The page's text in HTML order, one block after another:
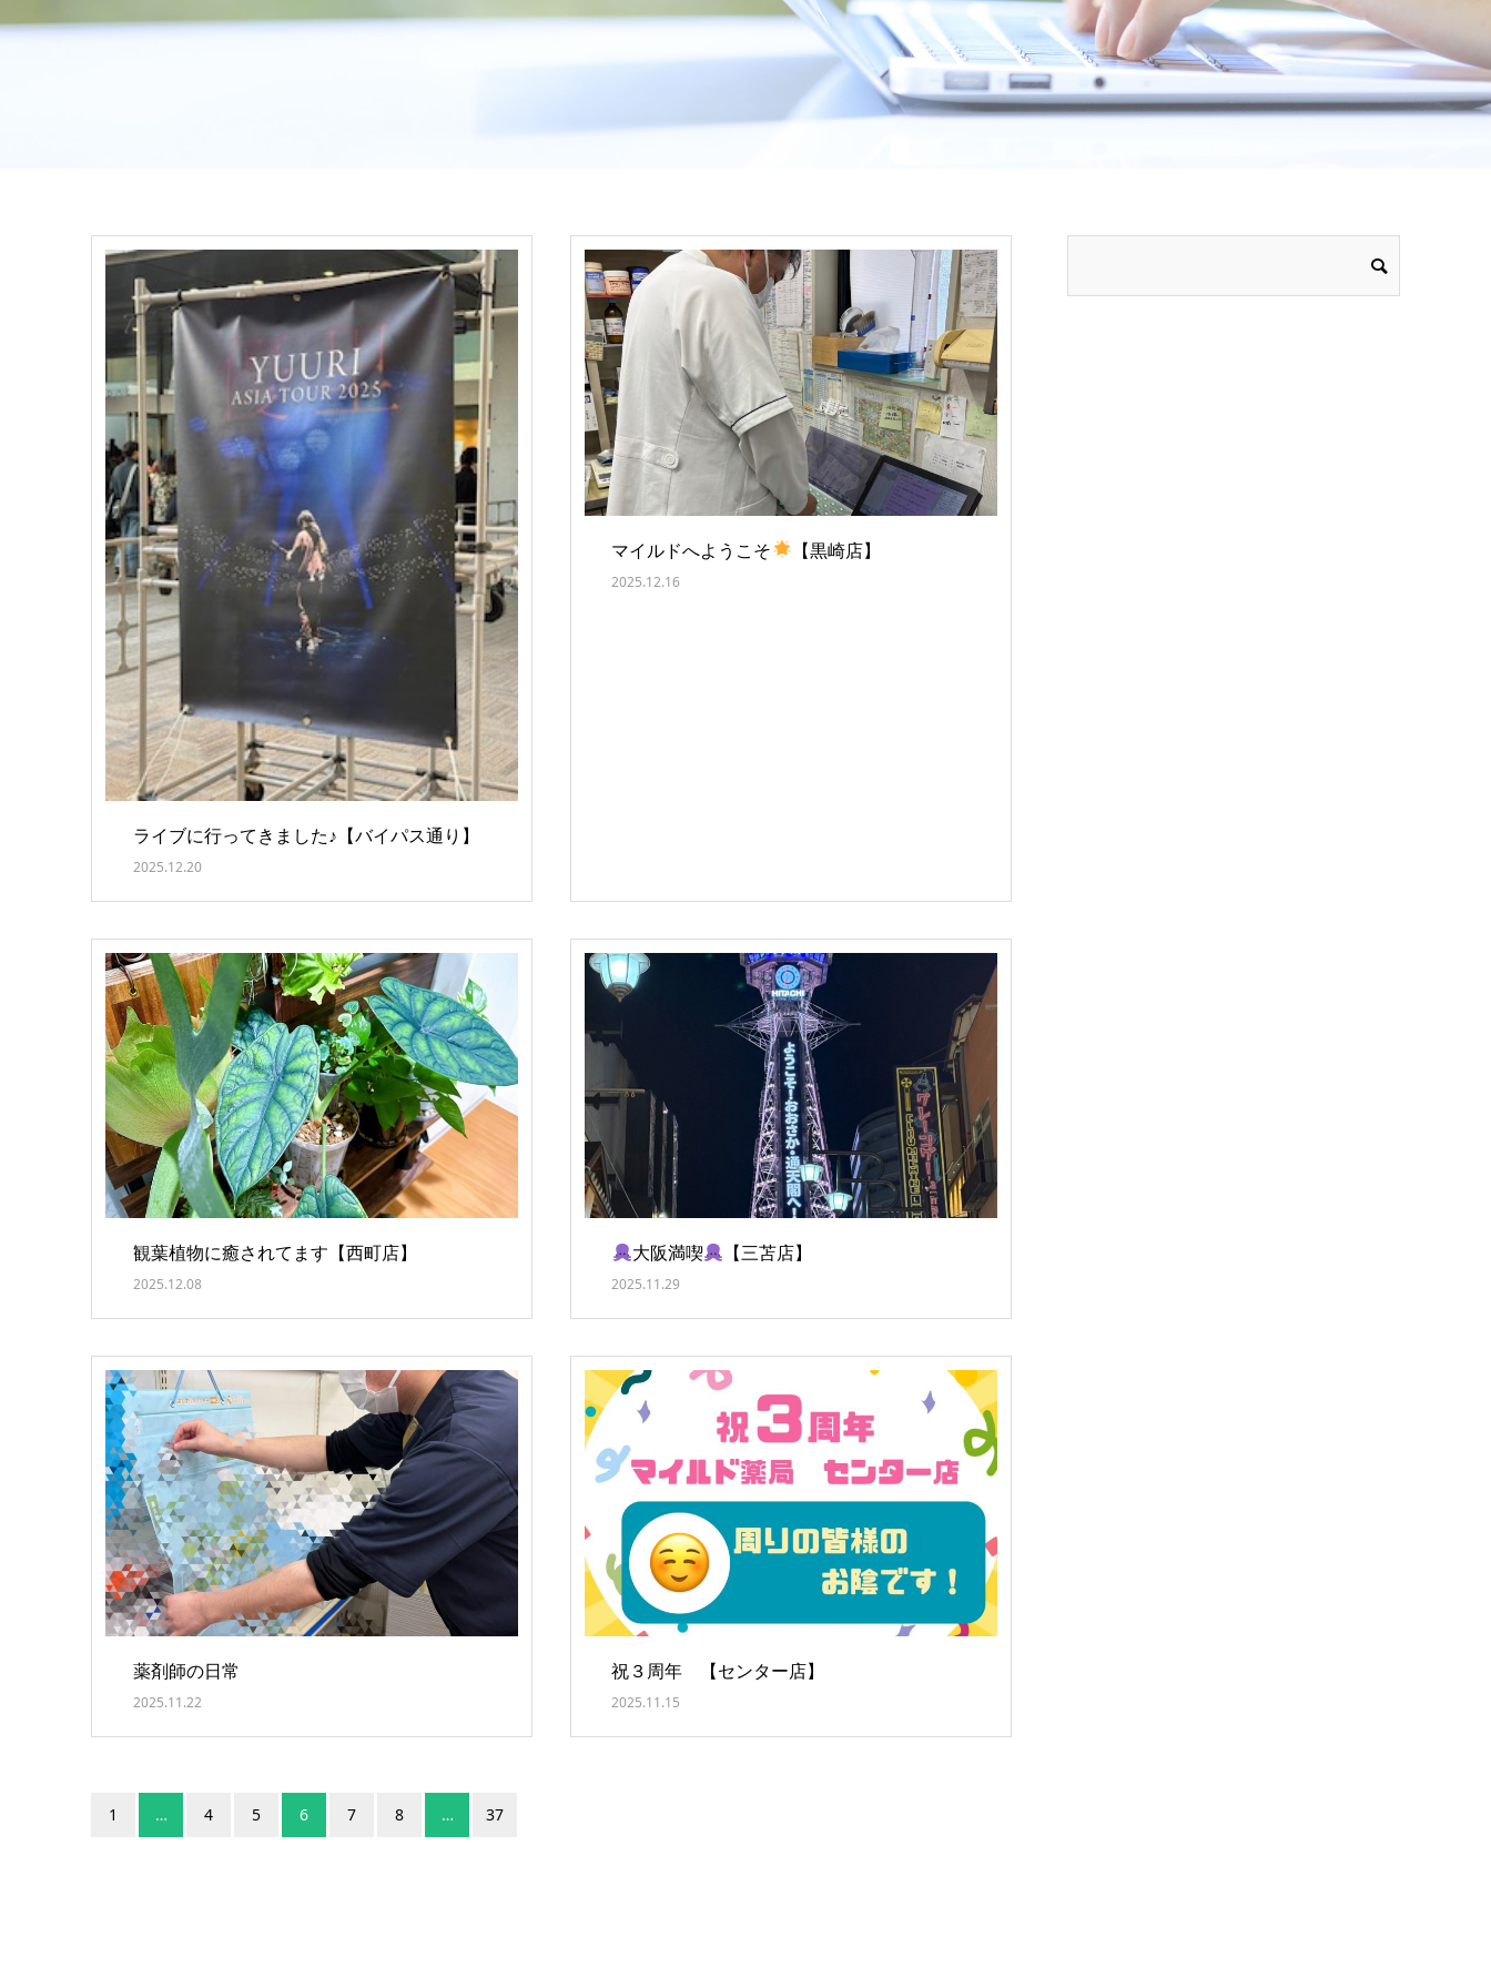
ライブに行ってきました♪【バイパス通り】
2025.12.20
マイルドへようこそ 【黒崎店】
2025.12.16
観葉植物に癒されてます【西町店】
2025.12.08
大阪満喫 【三苫店】
2025.11.29
薬剤師の日常
2025.11.22
祝３周年 【センター店】
2025.11.15
1 … 4 5 6 7 8 … 37